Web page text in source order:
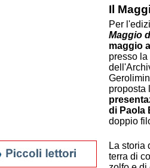
Il
Per
Maggio
maggio
presso
proposta
di Paola
doppio
La storia
terra di